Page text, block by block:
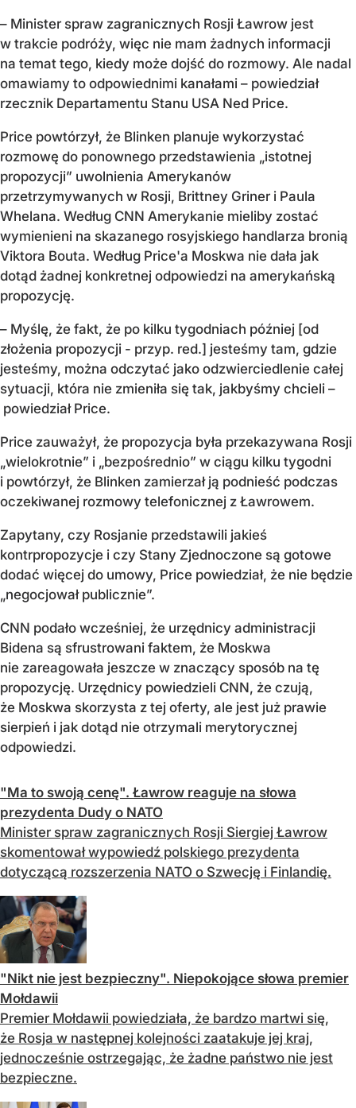
– Minister spraw zagranicznych Rosji Ławrow jest
w trakcie podróży, więc nie mam żadnych informacji
na temat tego, kiedy może dojść do rozmowy. Ale nadal
omawiamy to odpowiednimi kanałami – powiedział
rzecznik Departamentu Stanu USA Ned Price.
Price powtórzył, że Blinken planuje wykorzystać
rozmowę do ponownego przedstawienia „istotnej
propozycji” uwolnienia Amerykanów
przetrzymywanych w Rosji, Brittney Griner i Paula
Whelana. Według CNN Amerykanie mieliby zostać
wymienieni na skazanego rosyjskiego handlarza bronią
Viktora Bouta. Według Price'a Moskwa nie dała jak
dotąd żadnej konkretnej odpowiedzi na amerykańską
propozycję.
– Myślę, że fakt, że po kilku tygodniach później [od
złożenia propozycji - przyp. red.] jesteśmy tam, gdzie
jesteśmy, można odczytać jako odzwierciedlenie całej
sytuacji, która nie zmieniła się tak, jakbyśmy chcieli –
powiedział Price.
Price zauważył, że propozycja była przekazywana Rosji
„wielokrotnie” i „bezpośrednio” w ciągu kilku tygodni
i powtórzył, że Blinken zamierzał ją podnieść podczas
oczekiwanej rozmowy telefonicznej z Ławrowem.
Zapytany, czy Rosjanie przedstawili jakieś
kontrpropozycje i czy Stany Zjednoczone są gotowe
dodać więcej do umowy, Price powiedział, że nie będzie
„negocjował publicznie”.
CNN podało wcześniej, że urzędnicy administracji
Bidena są sfrustrowani faktem, że Moskwa
nie zareagowała jeszcze w znaczący sposób na tę
propozycję. Urzędnicy powiedzieli CNN, że czują,
że Moskwa skorzysta z tej oferty, ale jest już prawie
sierpień i jak dotąd nie otrzymali merytorycznej
odpowiedzi.
"Ma to swoją cenę". Ławrow reaguje na słowa
prezydenta Dudy o NATO
Minister spraw zagranicznych Rosji Siergiej Ławrow
skomentował wypowiedź polskiego prezydenta
dotyczącą rozszerzenia NATO o Szwecję i Finlandię.
"Nikt nie jest bezpieczny". Niepokojące słowa premier
Mołdawii
Premier Mołdawii powiedziała, że ​​bardzo martwi się,
że Rosja w następnej kolejności zaatakuje jej kraj,
jednocześnie ostrzegając, że żadne państwo nie jest
bezpieczne.